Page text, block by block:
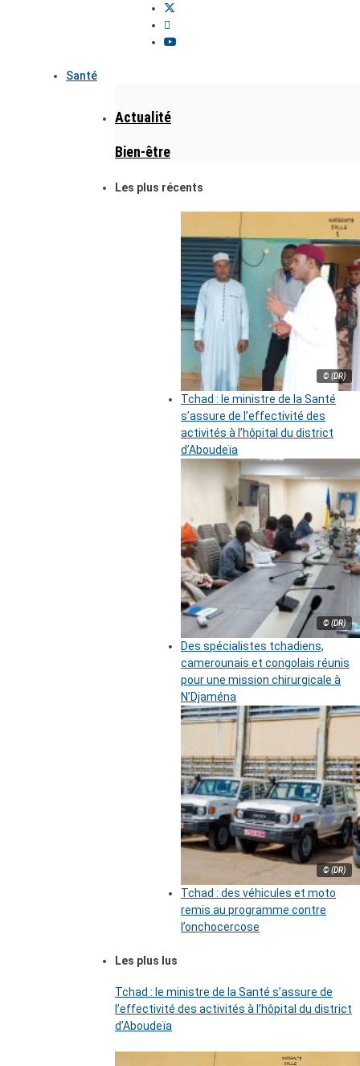
Santé
Actualité
Bien-être
Les plus récents
© (DR)
Tchad : le ministre de la Santé
s’assure de l’effectivité des
activités à l’hôpital du district
d’Aboudeïa
© (DR)
Des spécialistes tchadiens,
camerounais et congolais réunis
pour une mission chirurgicale à
N’Djaména
© (DR)
Tchad : des véhicules et moto
remis au programme contre
l’onchocercose
Les plus lus
Tchad : le ministre de la Santé s’assure de
l’effectivité des activités à l’hôpital du district
d’Aboudeïa